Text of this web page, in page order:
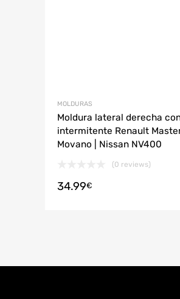
MOLDURAS
Moldura lateral derecha
intermitente Renault
Movano | Nissan NV400
(0 reviews)
34.99€